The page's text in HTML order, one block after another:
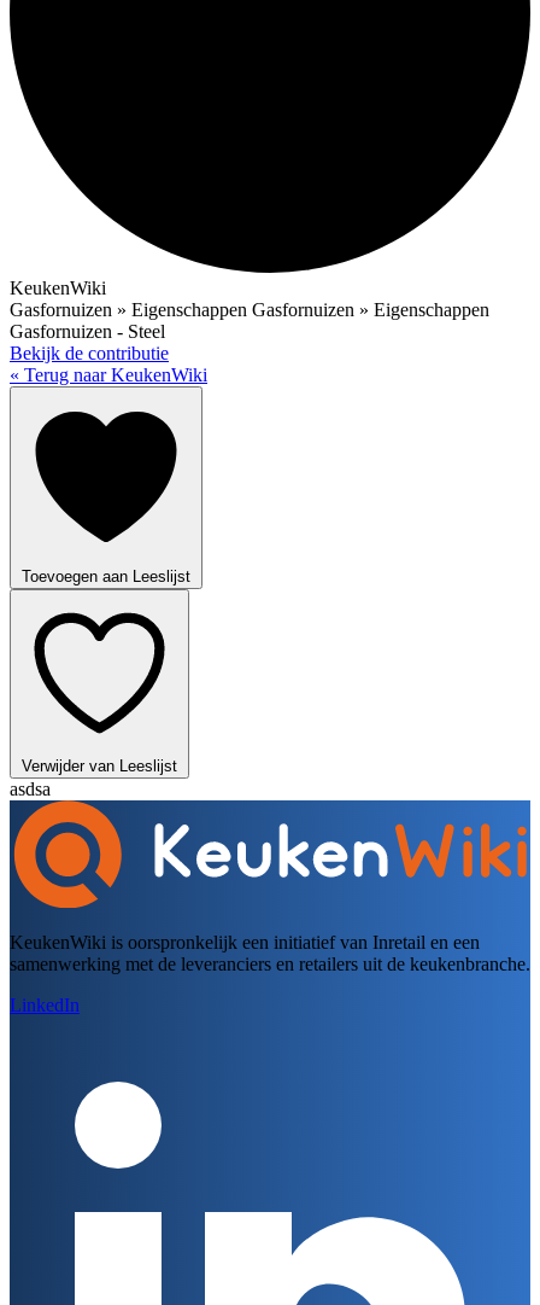
KeukenWiki
Gasfornuizen » Eigenschappen Gasfornuizen » Eigenschappen
Gasfornuizen - Steel
Bekijk de contributie
« Terug naar KeukenWiki
Toevoegen aan Leeslijst
Verwijder van Leeslijst
asdsa
KeukenWiki is oorspronkelijk een initiatief van Inretail en een
samenwerking met de leveranciers en retailers uit de keukenbranche.
LinkedIn